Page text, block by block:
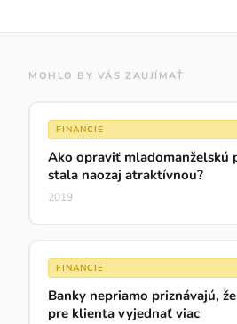
MOHLO BY VÁS ZAUJÍMAŤ
FINANCIE
Ako opraviť mladomanželskú
stala naozaj atraktívnou?
2019
FINANCIE
Banky nepriamo priznávajú,
pre klienta vyjednať viac